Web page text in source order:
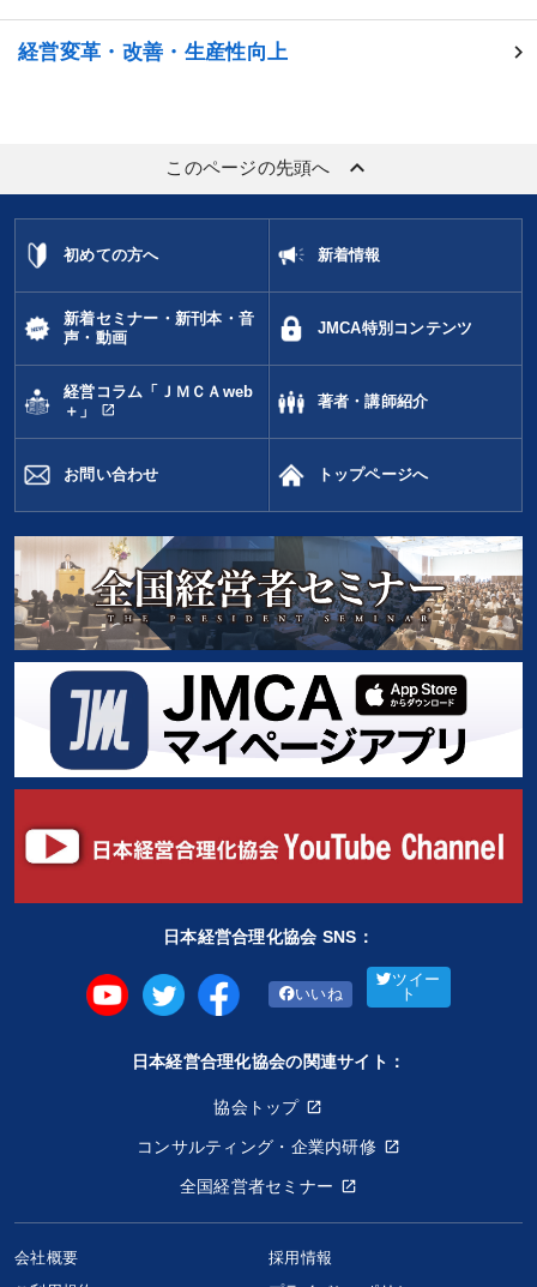
経営変革・改善・生産性向上
このページの先頭へ keyboard_arrow_up
初めての方へ 新着情報
新着セミナー・新刊本・音
声・動画
JMCA特別コンテンツ
経営コラム「ＪＭＣＡweb
＋」
open_in_new
著者・講師紹介
お問い合わせ トップページへ
日本経営合理化協会 SNS：
いいね
ツイー
ト
日本経営合理化協会の関連サイト：
協会トップ
コンサルティング・企業内研修
全国経営者セミナー
会社概要
採用情報